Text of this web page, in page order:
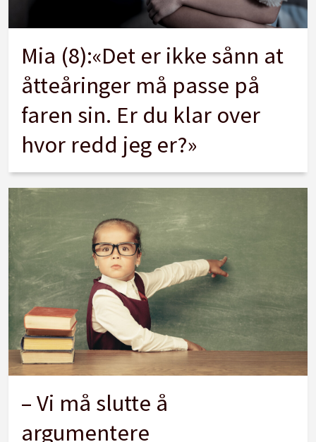
Mia (8):«Det er ikke sånn at
åtteåringer må passe på
faren sin. Er du klar over
hvor redd jeg er?»
– Vi må slutte å
argumentere